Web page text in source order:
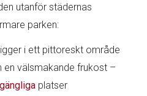
utanför städernas
parken:
i ett pittoreskt område
en välsmakande frukost –
platser